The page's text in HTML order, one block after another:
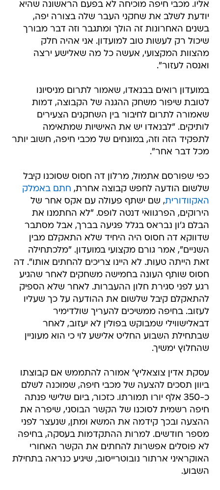
אליו. מכבי חיפה מוכיחה לא בפעם הראשונה שהיא
יודעת לשלב את שחקני העבר שלה בצורה יפה,
בשנים האחרונות זה הולך ומתגבר וזה דבר מבורך
שיכול רק לעשות טוב למועדון. אני אהיה חלק
מהצוות המקצועי, אעשה כל מה שאלישע ירצה
ואנסה לעזור".
במועדון רואים בבנאדו, שאמור לתרום מניסיונו
לטובת שיפור משחק ההגנה של הקבוצה, דמות
שאמורה לתרום לחיבור בין השחקנים הצעירים
לותיקים. "לבנאדו יש את האישיות שמתאימה
לתפקיד הזה וזה, במונחים של מכבי חיפה, חשוב יותר
מכל דבר אחר".
כפי שפורסם אתמול, מרלון דה חסוס שסוכנו קיבל
שלשום הודעה לחפש קבוצה אחרת, חתם באמלק
האקוודורית, שם ישתף פעולה עם אקס אחר של
הירוקים, הפרגוואי דנטה לופס. "לא החתמנו את
הבלם ג'ון נבראס בגלל פגיעה בברך, אבל מסתבר
שדווקא דה חסוס היה היחיד שלא התאקלם מבין
השניים", אמר גורם מקצועי במועדון. "מלכתחילה
זאת הייתה טעות. לא היינו צריכים להחתים אותו". דה
חסוס שותף העונה בחמישה משחקים לאחר שהגיע
רגע לפני סגירת חלון ההעברות. לאחר שלא הספיק
להתאקלם קיבל שלשום את ההודעה על כך שעליו
לעזוב. בחיפה ממשיכים להעריך שולדימיר
דבאלישווילי שמבוקש בפולין לא יעזוב, לאחר
שבתחילת השבוע החליט אלישע לוי כי הוא מעוניין
שהחלוץ ימשיך.
עסקת אדין צוצאליץ' אמורה להתממש אם קבוצתו
ביוון תסכים להצעה של מכבי חיפה, שמוכנה לשלם
כ-350 אלף יורו תמורתו. כזכור, ביום שלישי פנתה
חיפה רשמית לסוכנו של הקשר הבוסני, שיפרה את
ההצעה ובכך קידמה את המשא ומתן, שנעצר לפני
מספר חודשים. למרות ההתקדמות בעסקה, בחיפה
לא פוסלים אפשרות להחתים את הקשר האחורי
האוקראיני ארתור נובוטרייסוב, שיגיע כנראה בתחילת
השבוע.